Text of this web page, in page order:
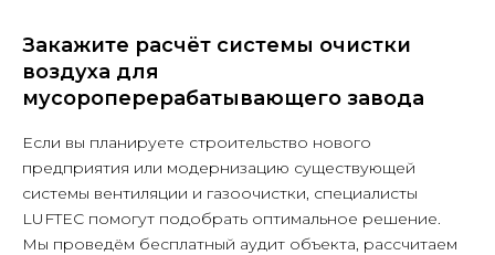
Закажите расчёт системы очистки
воздуха для
мусороперерабатывающего завода
Если вы планируете строительство нового
предприятия или модернизацию существующей
системы вентиляции и газоочистки, специалисты
LUFTEC помогут подобрать оптимальное решение.
Мы проведём бесплатный аудит объекта, рассчитаем
Нажимая кнопку «Отправить заявку»,
на обработку персональных данных
в соответствии сПолитикой
обработки персональных данныхи
Я согласен(на) на получение
информационных и рекламных
материалов от ООО «ЛЮФТСЕРВИС+»
по электронной почте, телефону и
иным каналам связи.